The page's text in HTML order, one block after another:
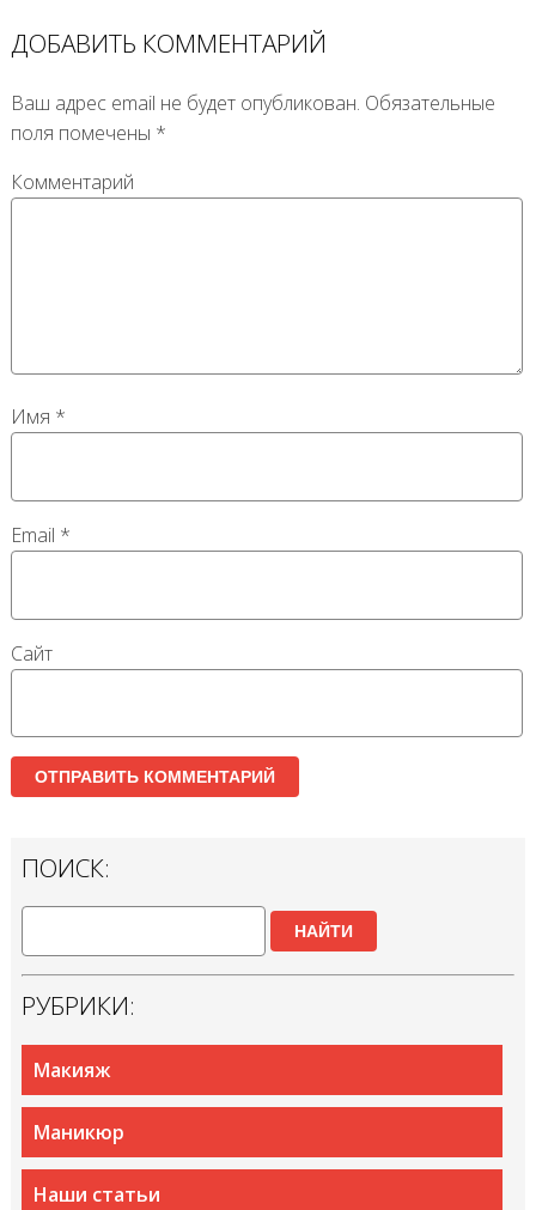
ДОБАВИТЬ КОММЕНТАРИЙ
Ваш адрес email не будет опубликован. Обязательные
поля помечены *
Комментарий
Имя *
Email *
Сайт
ПОИСК:
НАЙТИ
РУБРИКИ:
Макияж
Маникюр
Наши статьи